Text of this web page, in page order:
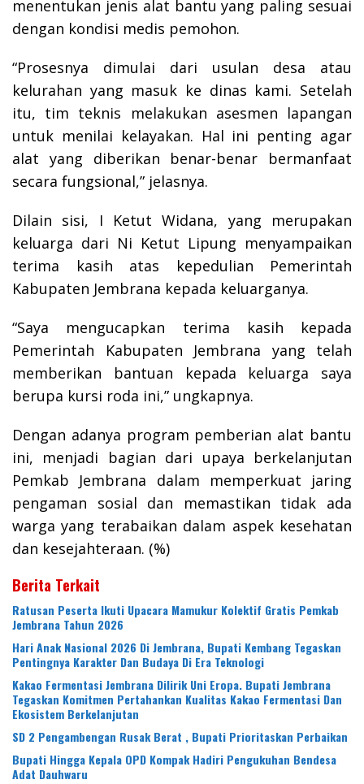
menentukan jenis alat bantu yang paling sesuai
dengan kondisi medis pemohon.
“Prosesnya dimulai dari usulan desa atau
kelurahan yang masuk ke dinas kami. Setelah
itu, tim teknis melakukan asesmen lapangan
untuk menilai kelayakan. Hal ini penting agar
alat yang diberikan benar-benar bermanfaat
secara fungsional,” jelasnya.
Dilain sisi, I Ketut Widana, yang merupakan
keluarga dari Ni Ketut Lipung menyampaikan
terima kasih atas kepedulian Pemerintah
Kabupaten Jembrana kepada keluarganya.
“Saya mengucapkan terima kasih kepada
Pemerintah Kabupaten Jembrana yang telah
memberikan bantuan kepada keluarga saya
berupa kursi roda ini,” ungkapnya.
Dengan adanya program pemberian alat bantu
ini, menjadi bagian dari upaya berkelanjutan
Pemkab Jembrana dalam memperkuat jaring
pengaman sosial dan memastikan tidak ada
warga yang terabaikan dalam aspek kesehatan
dan kesejahteraan. (%)
Berita Terkait
Ratusan Peserta Ikuti Upacara Mamukur Kolektif Gratis Pemkab
Jembrana Tahun 2026
Hari Anak Nasional 2026 Di Jembrana, Bupati Kembang Tegaskan
Pentingnya Karakter Dan Budaya Di Era Teknologi
Kakao Fermentasi Jembrana Dilirik Uni Eropa. Bupati Jembrana
Tegaskan Komitmen Pertahankan Kualitas Kakao Fermentasi Dan
Ekosistem Berkelanjutan
SD 2 Pengambengan Rusak Berat , Bupati Prioritaskan Perbaikan
Bupati Hingga Kepala OPD Kompak Hadiri Pengukuhan Bendesa
Adat Dauhwaru